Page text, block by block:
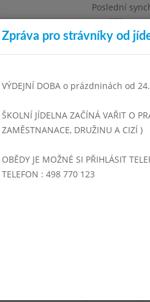
Poslední
Pondělí
Omezení
Bezručova 1468
1. 9. 2006 (11:00 - 13:50)
4. 9. 2006 (11:00 - 13:50)
Zpráva pro strávníky od
VÝDEJNÍ DOBA o prázdninách od
ŠKOLNÍ JÍDELNA ZAČÍNÁ VAŘIT O
ZAMĚSTNANACE, DRUŽINU A CIZÍ )
OBĚDY JE MOŽNÉ SI PŘIHLÁSIT
TELEFON : 498 770 123